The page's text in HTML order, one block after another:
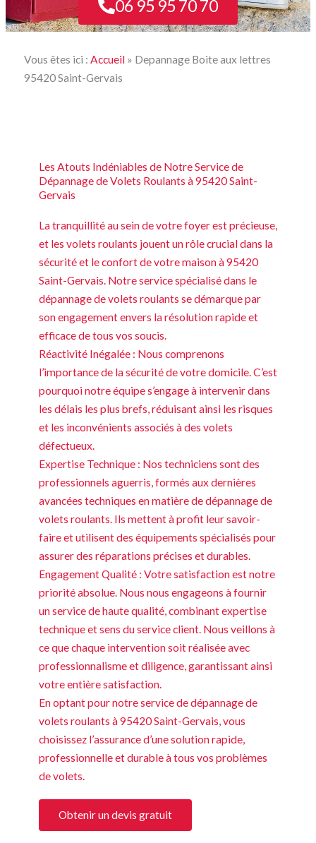
06 95 95 70 70
Vous êtes ici : Accueil» Depannage Boite aux lettres
95420 Saint-Gervais
Les Atouts Indéniables de Notre Service de
Dépannage de Volets Roulants à 95420 Saint-
Gervais
La tranquillité au sein de votre foyer est précieuse,
et les volets roulants jouent un rôle crucial dans la
sécurité et le confort de votre maison à 95420
Saint-Gervais. Notre service spécialisé dans le
dépannage de volets roulants se démarque par
son engagement envers la résolution rapide et
efficace de tous vos soucis.
Réactivité Inégalée : Nous comprenons
l’importance de la sécurité de votre domicile. C’est
pourquoi notre équipe s’engage à intervenir dans
les délais les plus brefs, réduisant ainsi les risques
et les inconvénients associés à des volets
défectueux.
Expertise Technique : Nos techniciens sont des
professionnels aguerris, formés aux dernières
avancées techniques en matière de dépannage de
volets roulants. Ils mettent à profit leur savoir-
faire et utilisent des équipements spécialisés pour
assurer des réparations précises et durables.
Engagement Qualité : Votre satisfaction est notre
priorité absolue. Nous nous engageons à fournir
un service de haute qualité, combinant expertise
technique et sens du service client. Nous veillons à
ce que chaque intervention soit réalisée avec
professionnalisme et diligence, garantissant ainsi
votre entière satisfaction.
En optant pour notre service de dépannage de
volets roulants à 95420 Saint-Gervais, vous
choisissez l’assurance d’une solution rapide,
professionnelle et durable à tous vos problèmes
de volets.
Obtenir un devis gratuit